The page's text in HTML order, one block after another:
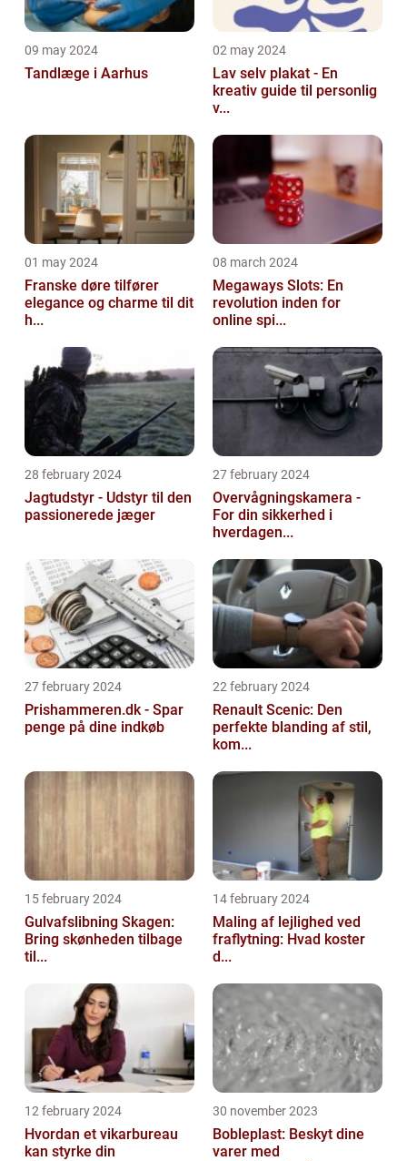
09 may 2024
Tandlæge i Aarhus
02 may 2024
Lav selv plakat - En
kreativ guide til personlig
v...
01 may 2024
Franske døre tilfører
elegance og charme til dit
h...
08 march 2024
Megaways Slots: En
revolution inden for
online spi...
28 february 2024
Jagtudstyr - Udstyr til den
passionerede jæger
27 february 2024
Overvågningskamera -
For din sikkerhed i
hverdagen...
27 february 2024
Prishammeren.dk - Spar
penge på dine indkøb
22 february 2024
Renault Scenic: Den
perfekte blanding af stil,
kom...
15 february 2024
Gulvafslibning Skagen:
Bring skønheden tilbage
til...
14 february 2024
Maling af lejlighed ved
fraflytning: Hvad koster
d...
12 february 2024
Hvordan et vikarbureau
kan styrke din
30 november 2023
Bobleplast: Beskyt dine
varer med